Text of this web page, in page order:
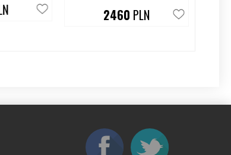
2460PLN